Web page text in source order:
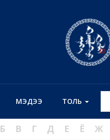
МЭДЭЭ ТОЛЬ
Б В Г Д Е Ё Ж